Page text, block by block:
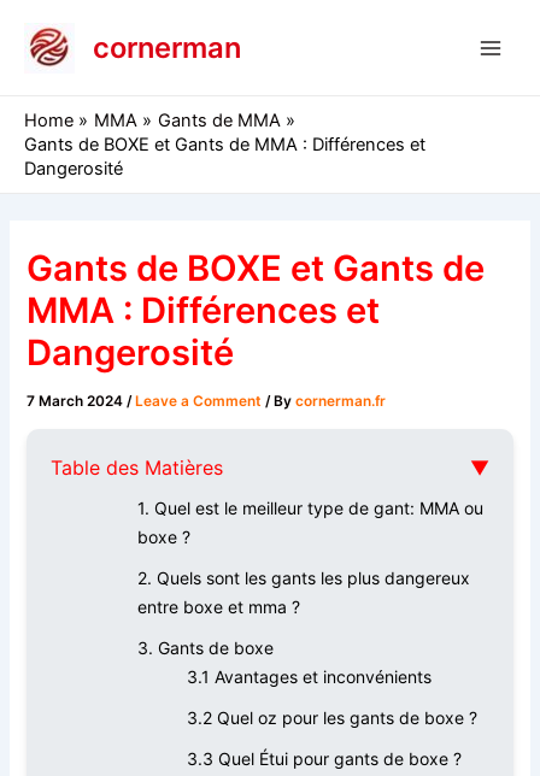
content
cornerman
Home MMA
Gants de MMA
Gants de BOXE et Gants de MMA : Différences et
Dangerosité
Gants de BOXE et Gants de
MMA : Différences et
Dangerosité
7 March 2024 /Leave a Comment / Bycornerman.fr
Table des Matières ▼
1. Quel est le meilleur type de gant: MMA ou
boxe ?
2. Quels sont les gants les plus dangereux
entre boxe et mma ?
3. Gants de boxe
3.1 Avantages et inconvénients
3.2 Quel oz pour les gants de boxe ?
3.3 Quel Étui pour gants de boxe ?